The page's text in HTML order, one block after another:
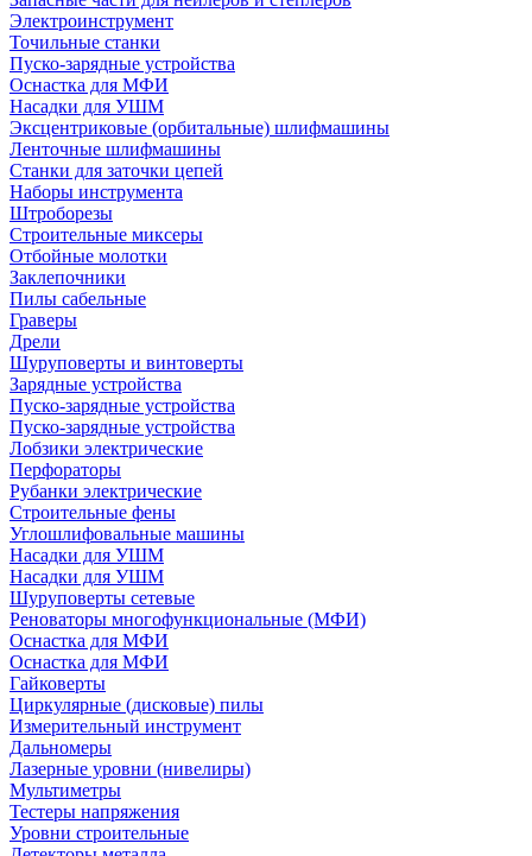
Электроинструмент
Точильные станки
Пуско-зарядные устройства
Оснастка для МФИ
Насадки для УШМ
Эксцентриковые (орбитальные) шлифмашины
Ленточные шлифмашины
Станки для заточки цепей
Наборы инструмента
Штроборезы
Строительные миксеры
Отбойные молотки
Заклепочники
Пилы сабельные
Граверы
Дрели
Шуруповерты и винтоверты
Зарядные устройства
Пуско-зарядные устройства
Пуско-зарядные устройства
Лобзики электрические
Перфораторы
Рубанки электрические
Строительные фены
Углошлифовальные машины
Насадки для УШМ
Насадки для УШМ
Шуруповерты сетевые
Реноваторы многофункциональные (МФИ)
Оснастка для МФИ
Оснастка для МФИ
Гайковерты
Циркулярные (дисковые) пилы
Измерительный инструмент
Дальномеры
Лазерные уровни (нивелиры)
Мультиметры
Тестеры напряжения
Уровни строительные